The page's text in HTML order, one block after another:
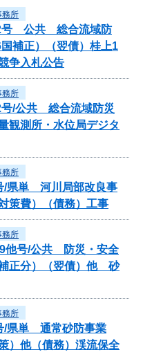
務所
号 公共 総合流域防
補正）（翌債）桂上1
争入札公告
務所
号/公共 総合流域防災
観測所・水位局デジタ
務所
/県単 河川局部改良事
策費）（債務）工事
務所
他号/公共 防災・安全
正分）（翌債）他 砂
務所
/県単 通常砂防事業
）他（債務）渓流保全